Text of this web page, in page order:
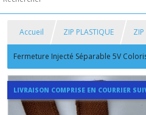
Accueil ZIP PLASTIQUE ZIP
Fermeture Injecté Séparable 5V
Réversible sur mesure maxi 80 cm
LIVRAISON COMPRISE EN COURRIER